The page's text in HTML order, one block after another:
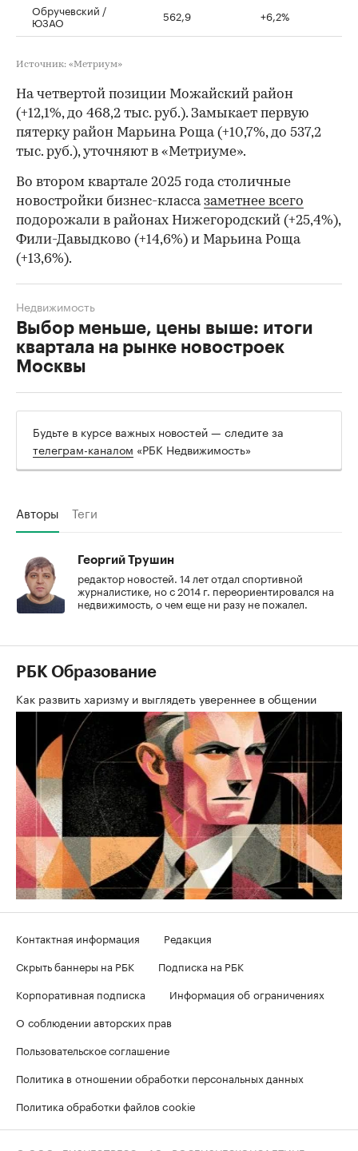
Обручевский /
ЮЗАО 562,9 +6,2%
Источник: «Метриум»
На четвертой позиции Можайский район
(+12,1%, до 468,2 тыс. руб.). Замыкает первую
пятерку район Марьина Роща (+10,7%, до 537,2
тыс. руб.), уточняют в «Метриуме».
Во втором квартале 2025 года столичные
новостройки бизнес-классазаметнее всего
подорожали в районах Нижегородский (+25,4%),
Фили-Давыдково (+14,6%) и Марьина Роща
(+13,6%).
Выбор меньше, цены выше: итоги
квартала на рынке новостроек
Москвы
Недвижимость
Будьте в курсе важных новостей — следите за
телеграм-каналом «РБК Недвижимость»
Авторы Теги
Георгий Трушин
редактор новостей. 14 лет отдал спортивной
журналистике, но с 2014 г. переориентировался на
недвижимость, о чем еще ни разу не пожалел.
РБК Образование
Как развить харизму и выглядеть увереннее в общении
Контактная информация
Редакция
Скрыть баннеры на РБК
Подписка на РБК
Корпоративная подписка
Информация об ограничениях
О соблюдении авторских прав
Пользовательское соглашение
Политика в отношении обработки персональных данных
Политика обработки файлов cookie